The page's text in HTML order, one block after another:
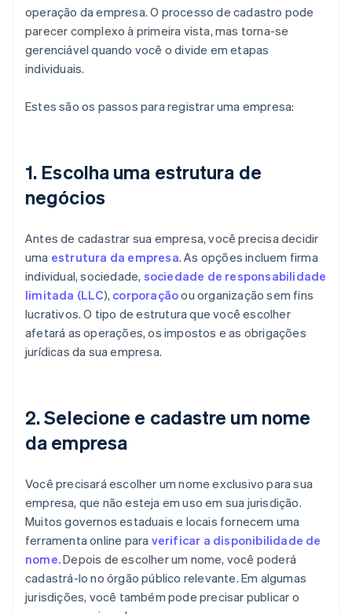
operação da empresa. O processo de cadastro pode
parecer complexo à primeira vista, mas torna-se
gerenciável quando você o divide em etapas
individuais.
Estes são os passos para registrar uma empresa:
1. Escolha uma estrutura de
negócios
Antes de cadastrar sua empresa, você precisa decidir
uma estrutura da empresa. As opções incluem firma
individual, sociedade, sociedade de responsabilidade
limitada (LLC), corporaçãoou organização sem fins
lucrativos. O tipo de estrutura que você escolher
afetará as operações, os impostos e as obrigações
jurídicas da sua empresa.
2. Selecione e cadastre um nome
da empresa
Você precisará escolher um nome exclusivo para sua
empresa, que não esteja em uso em sua jurisdição.
Muitos governos estaduais e locais fornecem uma
ferramenta online para verificar a disponibilidade de
nome.Depois de escolher um nome, você poderá
cadastrá-lo no órgão público relevante. Em algumas
jurisdições, você também pode precisar publicar o